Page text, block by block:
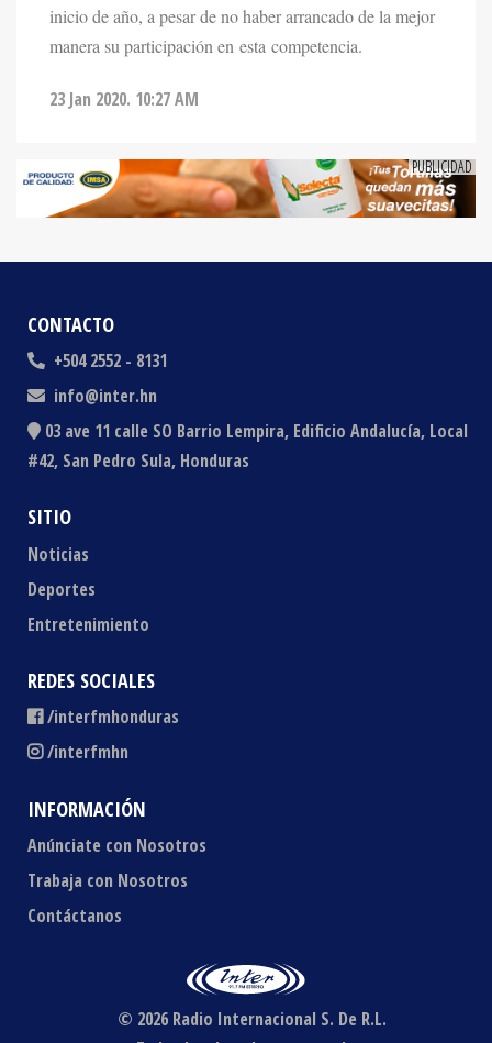
manera su participación en esta competencia.
CONTACTO
+504 2552 - 8131
info@inter.hn
03 ave 11 calle SO Barrio Lempira, Edificio Andalucía, Local
#42, San Pedro Sula, Honduras
SITIO
Noticias
Deportes
Entretenimiento
REDES SOCIALES
/interfmhonduras
/interfmhn
INFORMACIÓN
Anúnciate con Nosotros
Trabaja con Nosotros
Contáctanos
© 2026 Radio Internacional S. De R.L.